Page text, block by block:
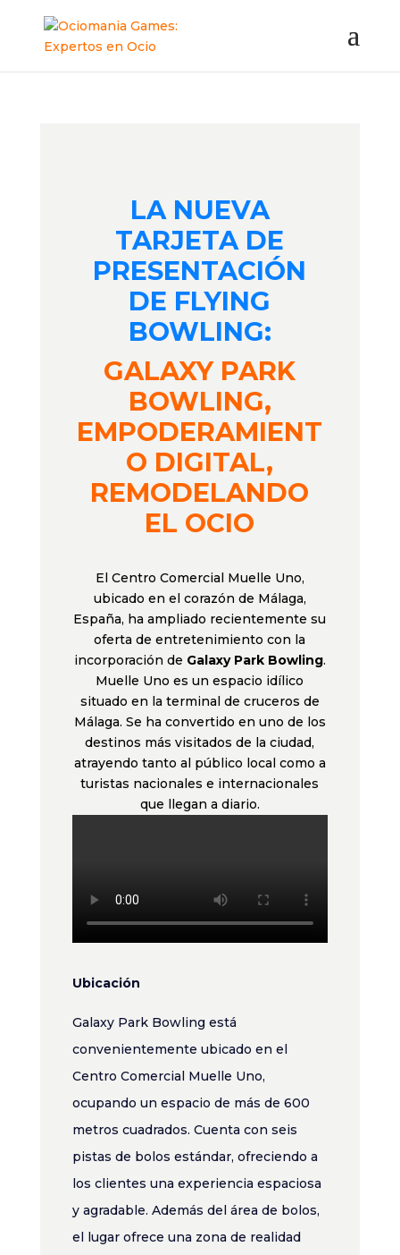
LA NUEVA
TARJETA DE
PRESENTACIÓN
DE FLYING
BOWLING:
GALAXY PARK
BOWLING,
EMPODERAMIENT
O DIGITAL,
REMODELANDO
EL OCIO
El Centro Comercial Muelle Uno,
ubicado en el corazón de Málaga,
España, ha ampliado recientemente su
oferta de entretenimiento con la
incorporación de Galaxy Park Bowling.
Muelle Uno es un espacio idílico
situado en la terminal de cruceros de
Málaga. Se ha convertido en uno de los
destinos más visitados de la ciudad,
atrayendo tanto al público local como a
turistas nacionales e internacionales
que llegan a diario.
Ubicación
Galaxy Park Bowling está
convenientemente ubicado en el
Centro Comercial Muelle Uno,
ocupando un espacio de más de 600
metros cuadrados. Cuenta con seis
pistas de bolos estándar, ofreciendo a
los clientes una experiencia espaciosa
y agradable. Además del área de bolos,
el lugar ofrece una zona de realidad